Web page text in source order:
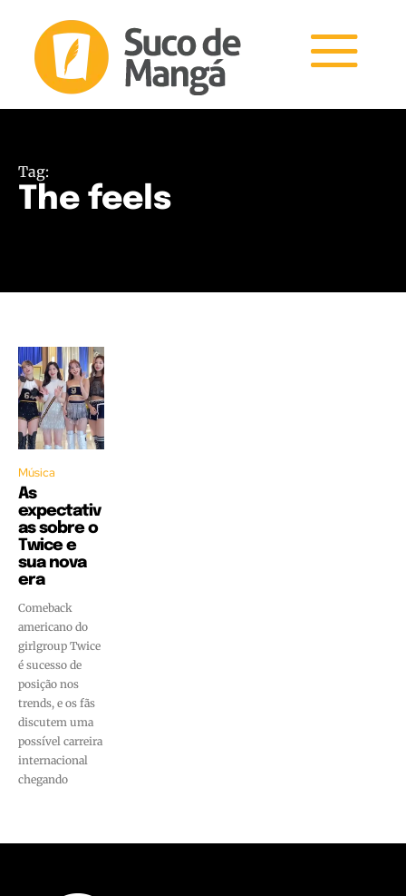
Tag:
The feels
Música
As
expectativ
as sobre o
Twice e
sua nova
era
Comeback
americano do
girlgroup Twice
é sucesso de
posição nos
trends, e os fãs
discutem uma
possível carreira
internacional
chegando